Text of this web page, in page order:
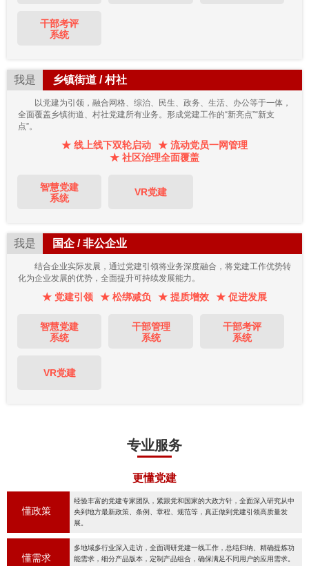
干部考评
系统
我是 乡镇街道 / 村社
以党建为引领，融合网格、综治、民生、政务、生活、办公等于一体，
全面覆盖乡镇街道、村社党建所有业务。形成党建工作的“新亮点”“新支
点”。
★ 线上线下双轮启动
★ 流动党员一网管理
★ 社区治理全面覆盖
智慧党建
系统
VR党建
我是 国企 / 非公企业
结合企业实际发展，通过党建引领将业务深度融合，将党建工作优势转
化为企业发展的优势，全面提升可持续发展能力。
★ 党建引领 ★ 松绑减负 ★ 提质增效 ★ 促进发展
智慧党建
系统
干部管理
系统
干部考评
系统
VR党建
专业服务
更懂党建
懂政策
经验丰富的党建专家团队，紧跟党和国家的大政方针，全面深入研究从中
央到地方最新政策、条例、章程、规范等，真正做到党建引领高质量发
展。
懂需求
多地域多行业深入走访，全面调研党建一线工作，总结归纳、精确提炼功
能需求，细分产品版本，定制产品组合，确保满足不同用户的应用需求。